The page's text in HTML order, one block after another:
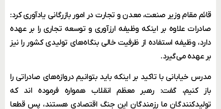
قائم مقام وزیر صنعت، معدن و تجارت در امور بازرگانی یادآوری کرد:
صادرات علاوه بر اینکه وظیفه ارزآوری و توسعه تجاری را بر عهده
دارد، وظیفه استفاده از ظرفیت خالی بنگاه‌های تولیدی کشور را نیز
بر عهده می‌گیرد.
مدرس خیابانی با تاکید بر اینکه باید بتوانیم دروازه‌های صادراتی را
باز کنیم، گفت: رهبر معظم انقلاب همواره فرموده اند که
تولیدکنندگان ما رزمندگان این جنگ اقتصادی هستند، پس قطعا